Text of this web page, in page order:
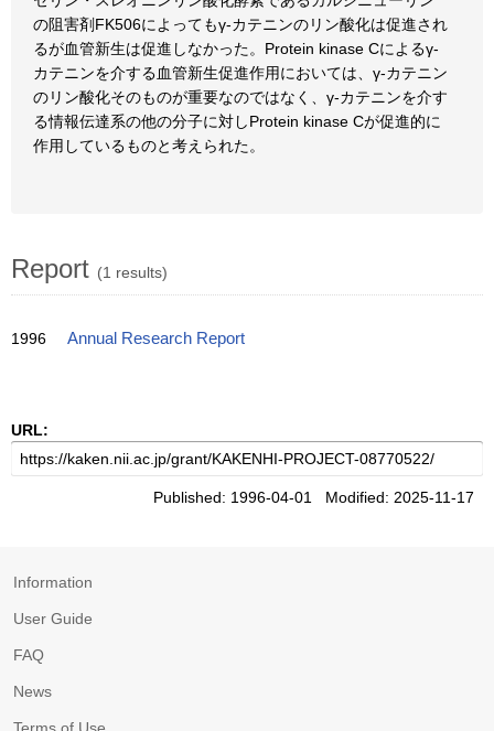
の阻害剤FK506によってもγ-カテニンのリン酸化は促進され
るが血管新生は促進しなかった。Protein kinase Cによるγ-
カテニンを介する血管新生促進作用においては、γ-カテニン
のリン酸化そのものが重要なのではなく、γ-カテニンを介す
る情報伝達系の他の分子に対しProtein kinase Cが促進的に
作用しているものと考えられた。
Report (1 results)
1996 Annual Research Report
URL:
Published: 1996-04-01 Modified: 2025-11-17
Information
User Guide
FAQ
News